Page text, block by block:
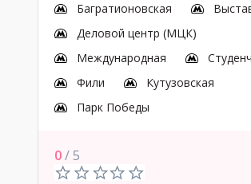
Багратионовская
Деловой центр (МЦК)
Международная
Фили
Кутузовская
Парк Победы
0/ 5